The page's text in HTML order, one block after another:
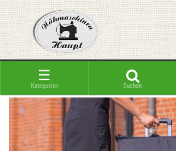
☰
Kategorien Suchen